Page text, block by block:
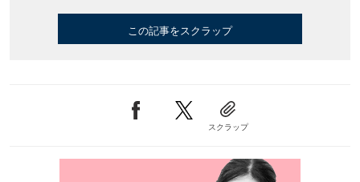
この記事をスクラップ
スクラップ